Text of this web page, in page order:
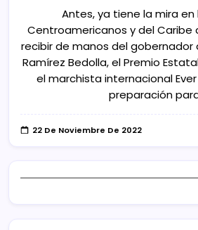
Antes, ya tiene la mira en
Centroamericanos y del Caribe
recibir de manos del gobernador
Ramírez Bedolla, el Premio
el marchista internacional
preparación
22 De Noviembre De 2022